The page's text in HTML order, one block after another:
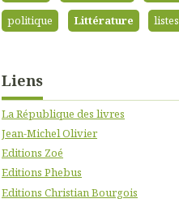
politique
Littérature listes
Liens
La République des livres
Jean-Michel Olivier
Editions Zoé
Editions Phebus
Editions Christian Bourgois